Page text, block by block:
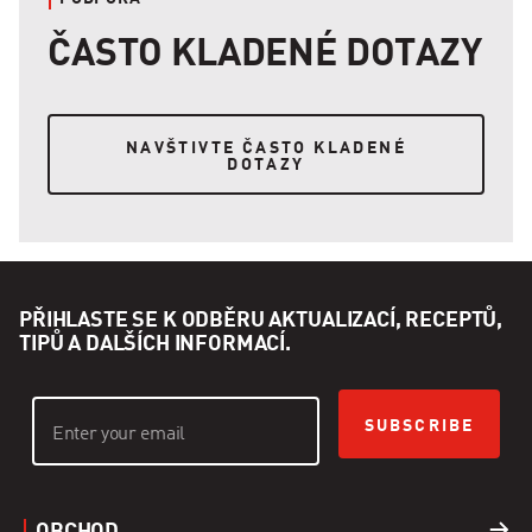
ČASTO KLADENÉ DOTAZY
NAVŠTIVTE ČASTO KLADENÉ DOTAZY
NAVŠTIVTE ČASTO KLADENÉ
DOTAZY
PŘIHLASTE SE K ODBĚRU AKTUALIZACÍ, RECEPTŮ,
TIPŮ A DALŠÍCH INFORMACÍ.
SUBSCRIBE